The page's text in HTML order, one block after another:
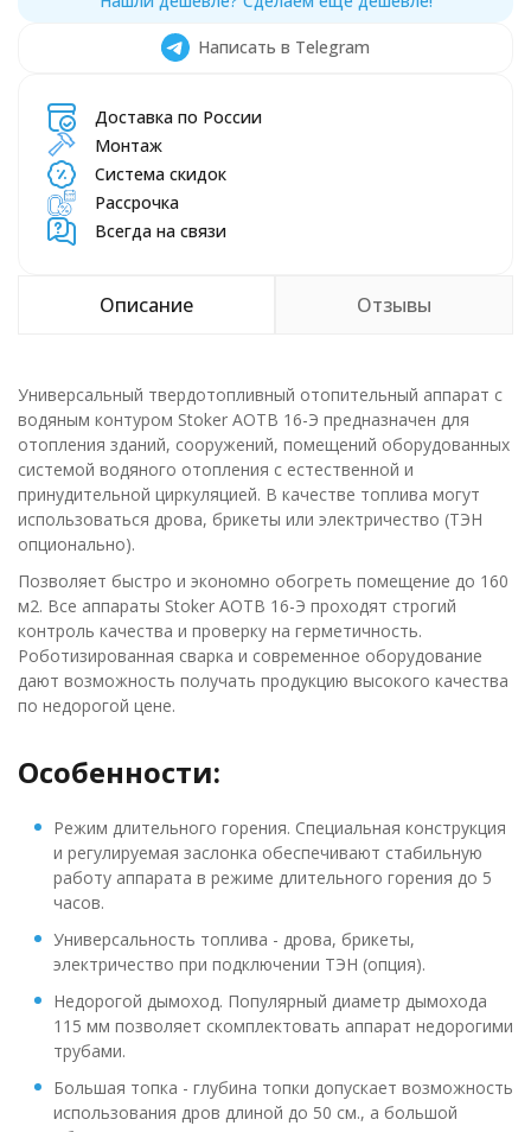
Написать в Telegram
Доставка по России
Монтаж
Система скидок
Рассрочка
Всегда на связи
Описание Отзывы
Универсальный твердотопливный отопительный аппарат с
водяным контуром Stoker АОТВ 16-Э предназначен для
отопления зданий, сооружений, помещений оборудованных
системой водяного отопления с естественной и
принудительной циркуляцией. В качестве топлива могут
использоваться дрова, брикеты или электричество (ТЭН
опционально).
Позволяет быстро и экономно обогреть помещение до 160
м2. Все аппараты Stoker АОТВ 16-Э проходят строгий
контроль качества и проверку на герметичность.
Роботизированная сварка и современное оборудование
дают возможность получать продукцию высокого качества
по недорогой цене.
Особенности:
Режим длительного горения. Специальная конструкция
и регулируемая заслонка обеспечивают стабильную
работу аппарата в режиме длительного горения до 5
часов.
Универсальность топлива - дрова, брикеты,
электричество при подключении ТЭН (опция).
Недорогой дымоход. Популярный диаметр дымохода
115 мм позволяет скомплектовать аппарат недорогими
трубами.
Большая топка - глубина топки допускает возможность
использования дров длиной до 50 см., а большой